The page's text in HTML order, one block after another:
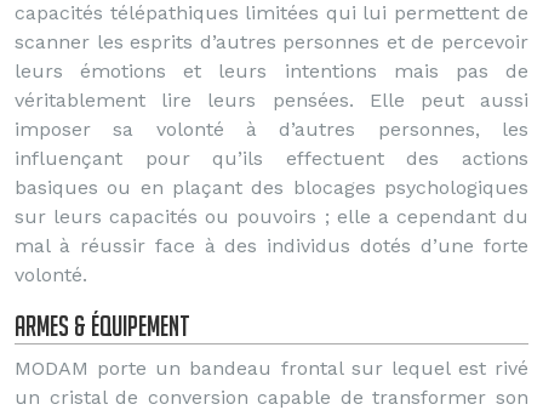
capacités télépathiques limitées qui lui permettent de
scanner les esprits d’autres personnes et de percevoir
leurs émotions et leurs intentions mais pas de
véritablement lire leurs pensées. Elle peut aussi
imposer sa volonté à d’autres personnes, les
influençant pour qu’ils effectuent des actions
basiques ou en plaçant des blocages psychologiques
sur leurs capacités ou pouvoirs ; elle a cependant du
mal à réussir face à des individus dotés d’une forte
volonté.
Armes & équipement
MODAM porte un bandeau frontal sur lequel est rivé
un cristal de conversion capable de transformer son